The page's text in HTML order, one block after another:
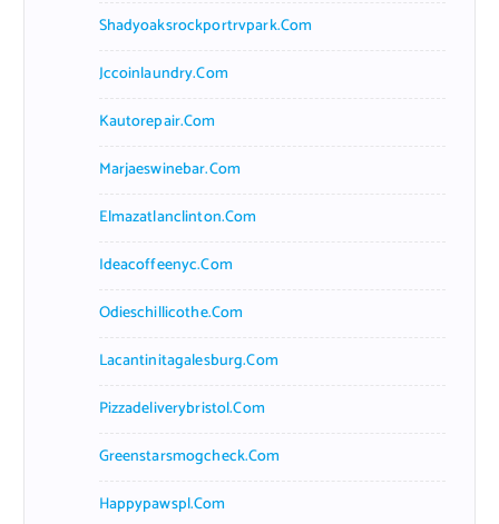
Shadyoaksrockportrvpark.com
Jccoinlaundry.com
Kautorepair.com
Marjaeswinebar.com
Elmazatlanclinton.com
Ideacoffeenyc.com
Odieschillicothe.com
Lacantinitagalesburg.com
Pizzadeliverybristol.com
Greenstarsmogcheck.com
Happypawspl.com